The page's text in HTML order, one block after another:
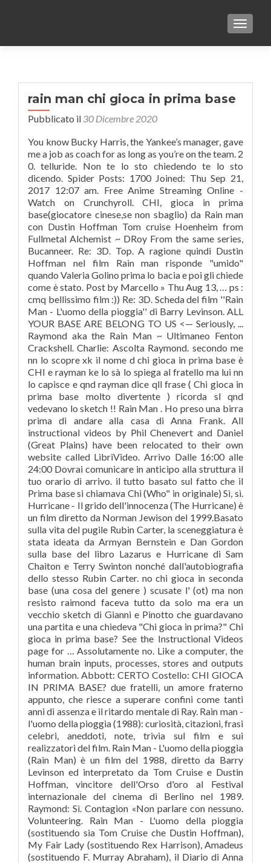
rain man chi gioca in prima base
Pubblicato il 30 Dicembre 2020
You know Bucky Harris, the Yankee’s manager, gave
me a job as coach for as long as you’re on the team. 2
0. telluride. Non te lo sto chiedendo te lo sto
dicendo. Spider Posts: 1700 Joined: Thu Sep 21,
2017 12:07 am. Free Anime Streaming Online -
Watch on Crunchyroll. CHI, gioca in prima
base(giocatore cinese,se non sbaglio) da Rain man
con Dustin Hoffman Tom cruise Hoenheim from
Fullmetal Alchemist ~ DRoy From the same series,
Bucanneer. Re: 3D. Top. A ragione quindi Dustin
Hoffman nel film Rain man risponde "umido"
quando Valeria Golino prima lo bacia e poi gli chiede
come è stato. Post by Marcello » Thu Aug 13, … ps :
cmq bellissimo film :)) Re: 3D. Scheda del film ''Rain
Man - L'uomo della pioggia'' di Barry Levinson. ALL
YOUR BASE ARE BELONG TO US <— Seriously, ...
Raymond aka the Rain Man ~ Ultimaneo Fenton
Crackshell. Charlie: Ascolta Raymond. secondo me
nn lo scopre xk il nome d chi gioca in prima base è
CHI e rayman ke lo sà lo spiega al fratello ma lui nn
lo capisce e qnd rayman dice qll frase ( Chi gioca in
prima base molto divertente ) ricorda sl qnd
vedevano lo sketch !! Rain Man . Ho preso una birra
prima di andare alla casa di Anna Frank. All
instructional videos by Phil Chenevert and Daniel
(Great Plains) have been relocated to their own
website called LibriVideo. Arrivo Dalle 16:00 alle
24:00 Dovrai comunicare in anticipo alla struttura il
tuo orario di arrivo. il tutto basato sul fatto che il
Prima base si chiamava Chi (Who" in originale) Sì, sì.
Hurricane - Il grido dell'innocenza (The Hurricane) è
un film diretto da Norman Jewison del 1999.Basato
sulla vita del pugile Rubin Carter, la sceneggiatura è
stata ideata da Armyan Bernstein e Dan Gordon
sulla base del libro Lazarus e Hurricane di Sam
Chaiton e Terry Swinton nonché dall'autobiografia
dello stesso Rubin Carter. no chi gioca in seconda
base (una cosa del genere ) scusate l' (ot) ma non
resisto raimond faceva tutto da solo ma era un
vecchio sketch di Gianni e Pinotto che guardavano
una partita e una chiedeva "Chi gioca in prima?" Chi
gioca in prima base? See the Instructional Videos
page for … Assolutamente no. Like a computer, the
human brain inputs, processes, stores and outputs
information. Abbott: CERTO Costello: CHI GIOCA
IN PRIMA BASE? due fratelli, un amore fraterno
appunto, che riesce a superare confini come tanti
anni di assenza e il ritardo mentale di Ray. Rain man -
l'uomo della pioggia (1988): curiosità, citazioni, frasi
celebri, aneddoti, note, trivia sul film e sui
realizzatori del film. Rain Man - L'uomo della pioggia
(Rain Man) è un film del 1988, diretto da Barry
Levinson ed interpretato da Tom Cruise e Dustin
Hoffman, vincitore dell'Orso d'oro al Festival
internazionale del cinema di Berlino nel 1989.
Raymond: Sì. Contagion «Non parlare con nessuno.
Volunteering. Rain Man - L'uomo della pioggia
(sostituendo sia Tom Cruise che Dustin Hoffman),
My Fair Lady (sostituendo Rex Harrison), Amadeus
(sostituendo F. Murray Abraham), il Diario di Anna